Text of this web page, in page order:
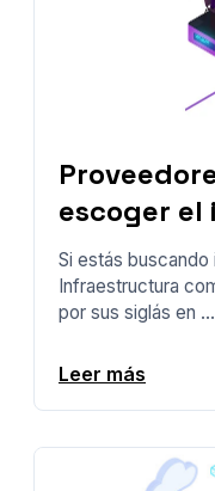
escoger el
Si estás
Infraestructura
por sus siglás en ...
Leer más